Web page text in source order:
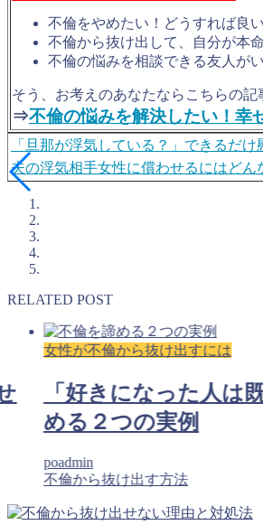
不倫をやめたい！どうすれば良
不倫から抜け出して、自分が本
不倫の悩みを相談できる友人が
そう、お考えのあなたならこちらの記
⇒不倫の悩みを解決したい！幸
「旦那が浮気している？」できるだ
夫の浮気相手女性に償わせるにはどん
RELATED POST
女性が不倫から抜け出すには
「好きになった人は
める２つの実例
poadmin
不倫から抜け出す方法